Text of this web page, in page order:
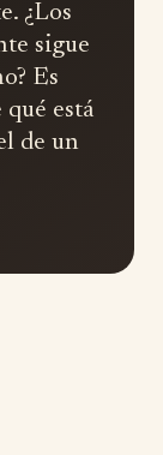
¿Los
sigue
Es
qué está
de un